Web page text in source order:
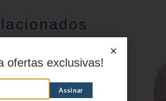
ofertas exclusivas!